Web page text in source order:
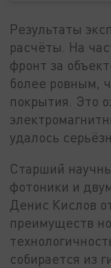
Результаты
расчёты. На
фронт за
более ровным,
покрытия. Это
удалось
Старший
фотоники и
Денис Кислов
преимуществ
собирается из